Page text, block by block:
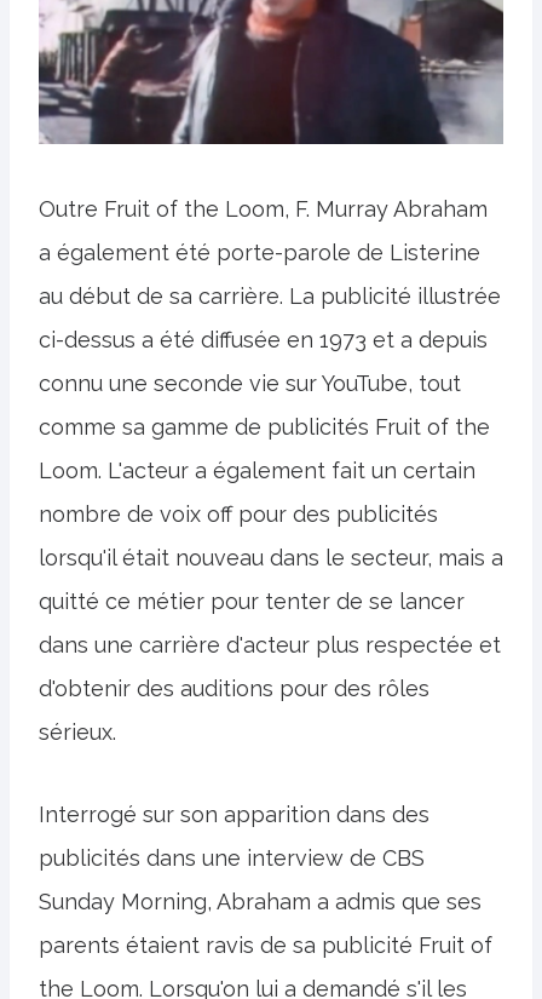
Outre Fruit of the Loom, F. Murray Abraham
a également été porte-parole de Listerine
au début de sa carrière. La publicité illustrée
ci-dessus a été diffusée en 1973 et a depuis
connu une seconde vie sur YouTube, tout
comme sa gamme de publicités Fruit of the
Loom. L'acteur a également fait un certain
nombre de voix off pour des publicités
lorsqu'il était nouveau dans le secteur, mais a
quitté ce métier pour tenter de se lancer
dans une carrière d'acteur plus respectée et
d'obtenir des auditions pour des rôles
sérieux.
Interrogé sur son apparition dans des
publicités dans une interview de CBS
Sunday Morning, Abraham a admis que ses
parents étaient ravis de sa publicité Fruit of
the Loom. Lorsqu'on lui a demandé s'il les